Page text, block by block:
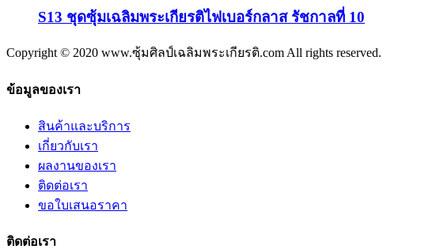
S13 ชุดซุ้มเฉลิมพระเกียรติไฟเบอร์กลาส รัชกาลที่ 10
Copyright © 2020 www.ซุ้มศิลป์เฉลิมพระเกียรติ.com All rights reserved.
ข้อมูลของเรา
สินค้าและบริการ
เกี่ยวกับเรา
ผลงานของเรา
ติดต่อเรา
ขอใบเสนอราคา
ติดต่อเรา